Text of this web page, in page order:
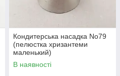
Кондитерська насадка No79
(пелюстка хризантеми
маленький)
В наявності